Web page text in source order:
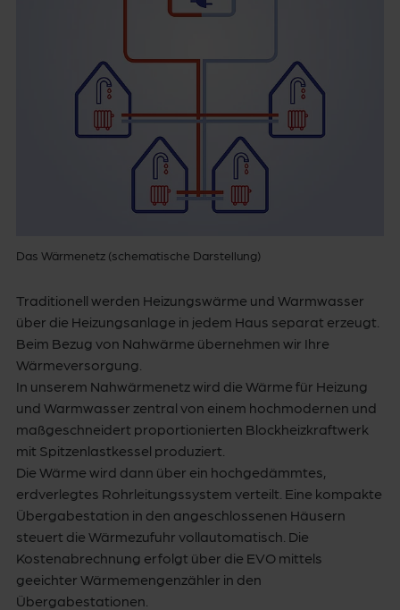
Das Wärmenetz (schematische Darstellung)
Traditionell werden Heizungswärme und Warmwasser
über die Heizungsanlage in jedem Haus separat erzeugt.
Beim Bezug von Nahwärme übernehmen wir Ihre
Wärmeversorgung.
In unserem Nahwärmenetz wird die Wärme für Heizung
und Warmwasser zentral von einem hochmodernen und
maßgeschneidert proportionierten Blockheizkraftwerk
mit Spitzenlastkessel produziert.
Die Wärme wird dann über ein hochgedämmtes,
erdverlegtes Rohrleitungssystem verteilt. Eine kompakte
Übergabestation in den angeschlossenen Häusern
steuert die Wärmezufuhr vollautomatisch. Die
Kostenabrechnung erfolgt über die EVO mittels
geeichter Wärmemengenzähler in den
Übergabestationen.